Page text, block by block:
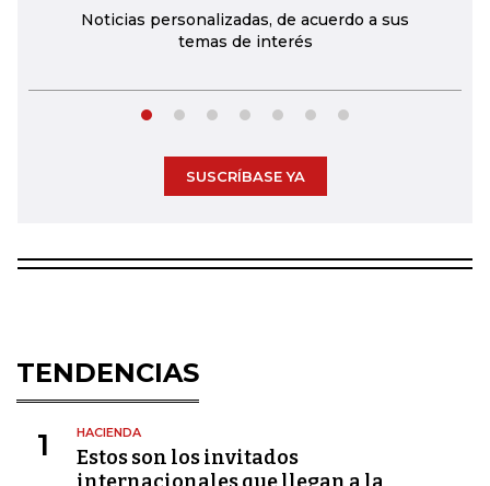
Noticias personalizadas, de acuerdo a sus
temas de interés
SUSCRÍBASE YA
TENDENCIAS
1 HACIENDA
Estos son los invitados